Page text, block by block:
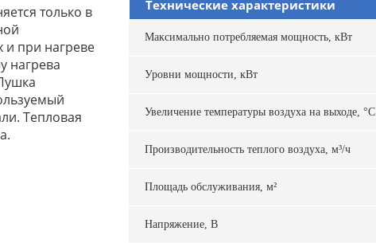
только в
и при нагреве
нагрева
Тепловая
Технические характеристики
Максимально потребляемая мощность, кВт
Уровни мощности, кВт
Увеличение температуры воздуха на выходе, °С
Производительность теплого воздуха, м³/ч
Площадь обслуживания, м²
Напряжение, В